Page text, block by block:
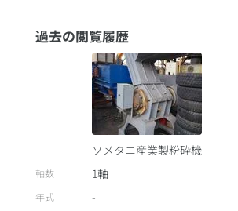
過去の閲覧履歴
ソメタニ産業製粉砕機
軸数 1軸
年式 -